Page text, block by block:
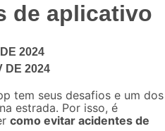
de aplicativo
2024
DE 2024
tem seus desafios e um dos
estrada. Por isso, é
como evitar acidentes de